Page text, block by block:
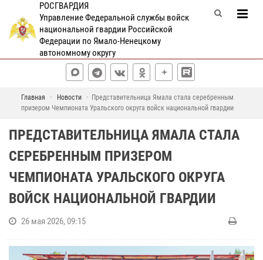
РОСГВАРДИЯ
Управление Федеральной службы войск
национальной гвардии Российской
Федерации по Ямало-Ненецкому
автономному округу
Главная Новости
Представительница Ямала стала серебренным
призером Чемпионата Уральского округа войск национальной гвардии
ПРЕДСТАВИТЕЛЬНИЦА ЯМАЛА СТАЛА
СЕРЕБРЕННЫМ ПРИЗЕРОМ
ЧЕМПИОНАТА УРАЛЬСКОГО ОКРУГА
ВОЙСК НАЦИОНАЛЬНОЙ ГВАРДИИ
26 мая 2026, 09:15